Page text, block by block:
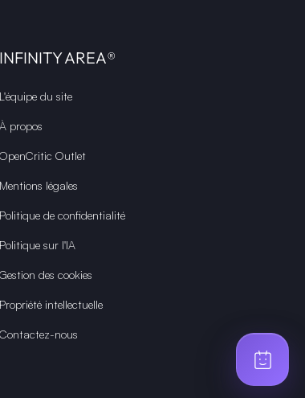
INFINITY AREA®
L'équipe du site
À propos
OpenCritic Outlet
Mentions légales
Politique de confidentialité
Politique sur l'IA
Gestion des cookies
Propriété intellectuelle
Contactez-nous